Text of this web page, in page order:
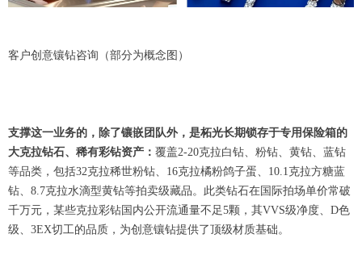
客户创意镶钻咨询（部分为概念图）
支撑这一业务的，除了镶嵌团队外，是柘光长期锁存于专用保险箱的
大克拉钻石、稀有彩钻资产： 覆盖2-20克拉白钻、粉钻、黄钻、蓝钻
等品类，包括32克拉稀世粉钻、16克拉橘粉鸽子蛋、10.1克拉方糖蓝
钻、8.7克拉水滴型黄钻等拍卖级藏品。此类钻石在国际拍场单价常破
千万元，某些克拉彩钻国内公开流通量不足5颗，其VVS级净度、D色
级、3EX切工的品质，为创意镶钻提供了顶级材质基础。